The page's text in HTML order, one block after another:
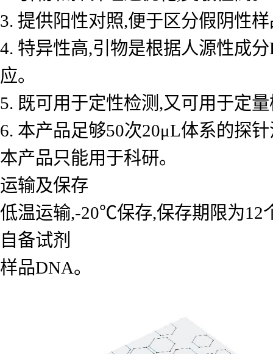
3. 提供阳性对照,便于区分假阴性
4. 特异性高,引物是根据人源性成
应。
5. 既可用于定性检测,又可用于定
6. 本产品足够50次20μL体系的探
本产品只能用于科研。
运输及保存
低温运输,-20℃保存,保存期限为12
自备试剂
样品DNA。